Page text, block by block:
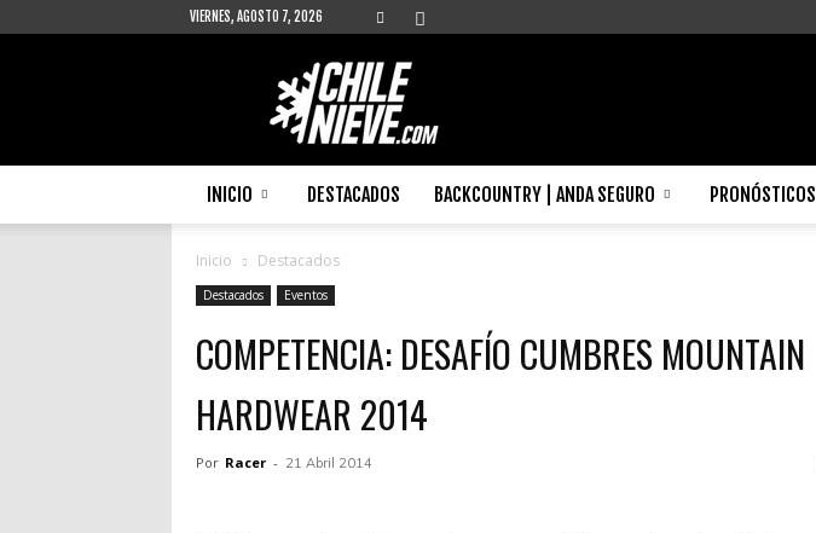
VIERNES, AGOSTO 7, 2026
Chilenieve
INICIO DESTACADOS BACKCOUNTRY | ANDA SEGURO PRONÓSTICOS
Inicio Destacados
Destacados Eventos
COMPETENCIA: DESAFÍO CUMBRES MOUNTAIN
HARDWEAR 2014
Por Racer - 21 Abril 2014